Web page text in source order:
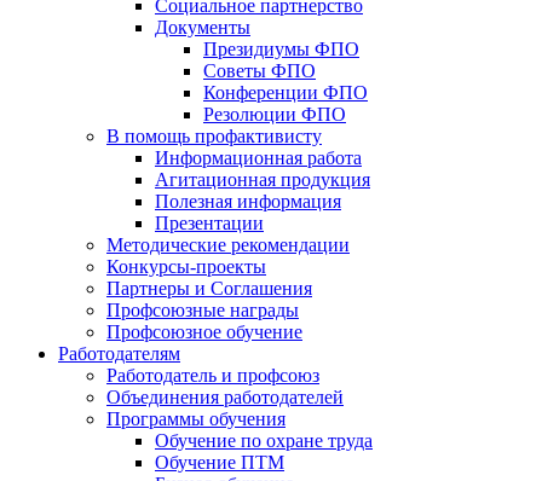
Социальное партнерство
Документы
Президиумы ФПО
Советы ФПО
Конференции ФПО
Резолюции ФПО
В помощь профактивисту
Информационная работа
Агитационная продукция
Полезная информация
Презентации
Методические рекомендации
Конкурсы-проекты
Партнеры и Соглашения
Профсоюзные награды
Профсоюзное обучение
Работодателям
Работодатель и профсоюз
Объединения работодателей
Программы обучения
Обучение по охране труда
Обучение ПТМ